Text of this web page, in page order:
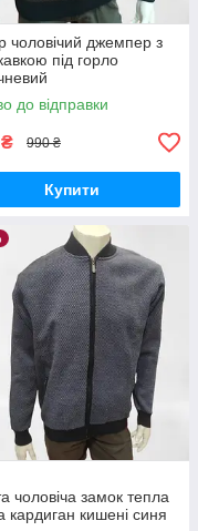
чоловічий джемпер з
під горло
до відправки
₴ 990 ₴
Купити
чоловіча замок тепла
кардиган кишені синя